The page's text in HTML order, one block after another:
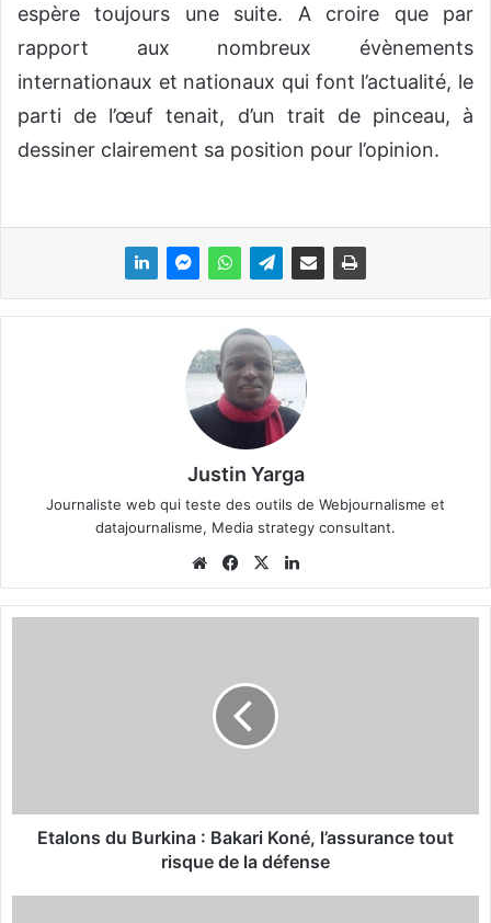
espère toujours une suite. A croire que par
rapport aux nombreux évènements
internationaux et nationaux qui font l’actualité, le
parti de l’œuf tenait, d’un trait de pinceau, à
dessiner clairement sa position pour l’opinion.
Justin Yarga
Journaliste web qui teste des outils de Webjournalisme et
datajournalisme, Media strategy consultant.
We
bsi
te
Fa
ce
bo
X
ke
din
u
Etalons du Burkina : Bakari Koné, l’assurance tout
risque de la défense